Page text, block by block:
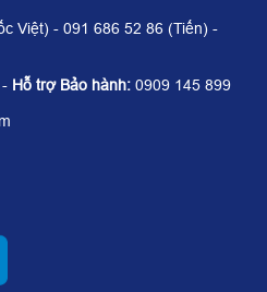
Việt) - 091 686 52 86 (Tiến) -
Hỗ trợ Bảo hành: 0909 145 899